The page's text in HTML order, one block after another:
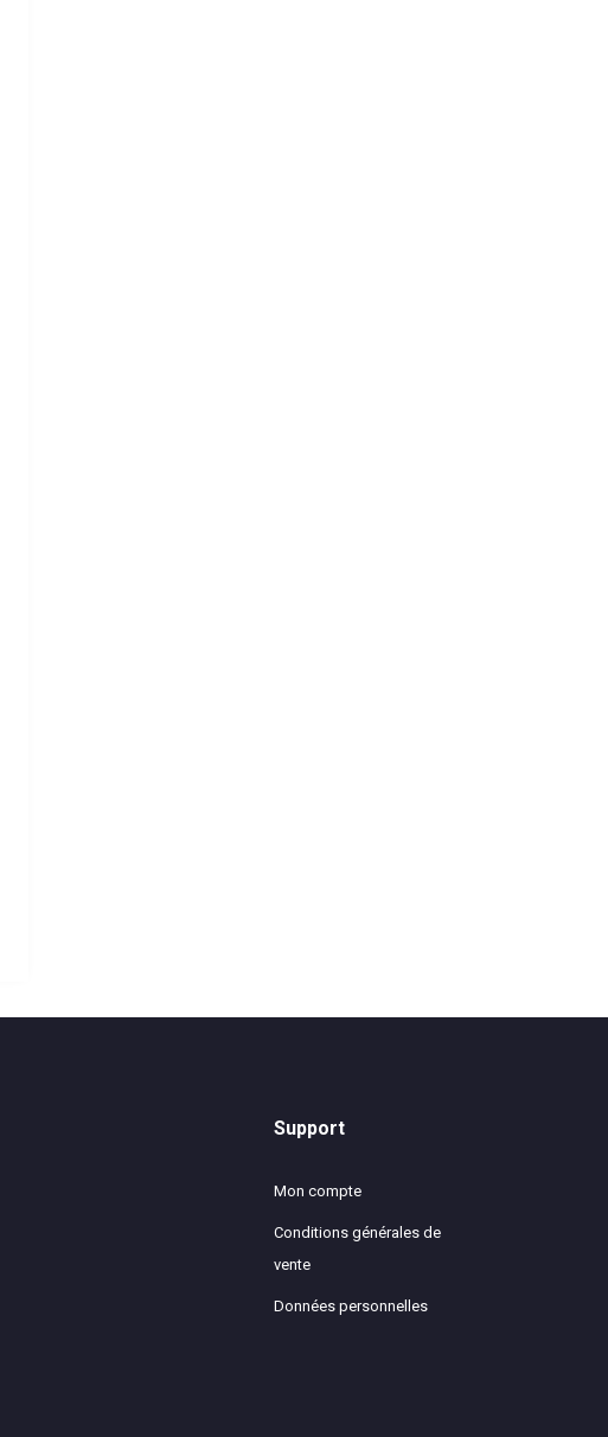
Support
Mon compte
Conditions générales de
vente
Données personnelles